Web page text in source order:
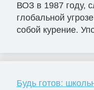
ВОЗ в 1987 году,
глобальной
собой курение.
Будь готов: